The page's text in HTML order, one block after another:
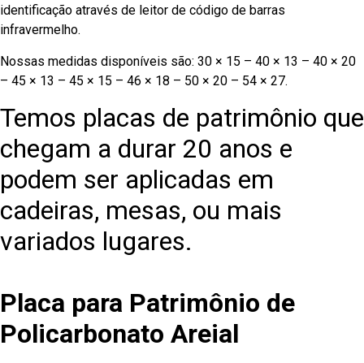
identificação através de leitor de código de barras
infravermelho.
Nossas medidas disponíveis são: 30 × 15 – 40 × 13 – 40 × 20
– 45 × 13 – 45 × 15 – 46 × 18 – 50 × 20 – 54 × 27.
Temos placas de patrimônio que
chegam a durar 20 anos e
podem ser aplicadas em
cadeiras, mesas, ou mais
variados lugares.
Placa para Patrimônio de
Policarbonato Areial